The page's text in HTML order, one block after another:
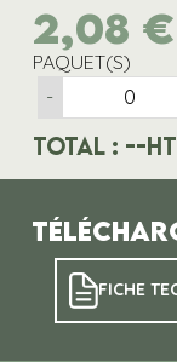
2,08 €
PAQUET(S)
-
Total : --HT
FICHE